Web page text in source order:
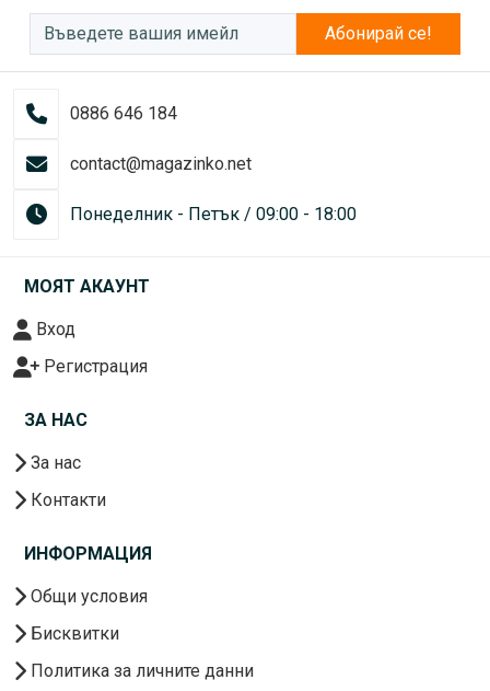
Абонирай се!
0886 646 184
contact@magazinko.net
Понеделник - Петък / 09:00 - 18:00
МОЯТ АКАУНТ
Вход
Регистрация
ЗА НАС
За нас
Контакти
ИНФОРМАЦИЯ
Общи условия
Бисквитки
Политика за личните данни